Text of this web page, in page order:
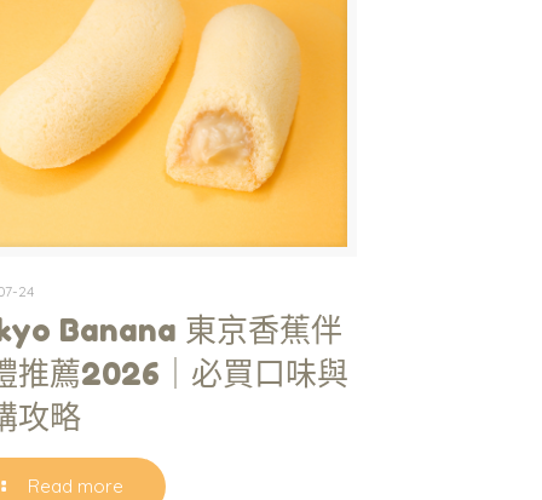
24
Banana 東京香蕉伴
推薦2026｜必買口味與
攻略
Read more